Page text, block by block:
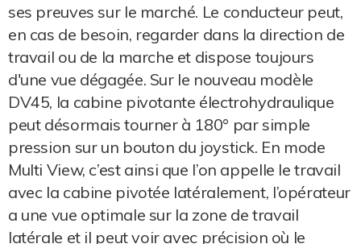
ses preuves sur le marché. Le conducteur peut,
en cas de besoin, regarder dans la direction de
travail ou de la marche et dispose toujours
d'une vue dégagée. Sur le nouveau modèle
DV45, la cabine pivotante électrohydraulique
peut désormais tourner à 180° par simple
pression sur un bouton du joystick. En mode
Multi View, c’est ainsi que l’on appelle le travail
avec la cabine pivotée latéralement, l’opérateur
a une vue optimale sur la zone de travail
latérale et il peut voir avec précision où le